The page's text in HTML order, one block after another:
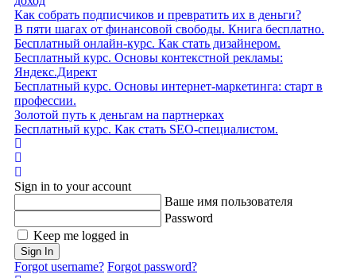
Как собрать подписчиков и превратить их в деньги?
В пяти шагах от финансовой свободы. Книга бесплатно.
Бесплатный онлайн-курс. Как стать дизайнером.
Бесплатный курс. Основы контекстной рекламы:
Яндекс.Директ
Бесплатный курс. Основы интернет-маркетинга: старт в
профессии.
Золотой путь к деньгам на партнерках
Бесплатный курс. Как стать SEO‑специалистом.
Sign in to your account
Ваше имя пользователя
Password
Keep me logged in
Sign In
Forgot username? Forgot password?